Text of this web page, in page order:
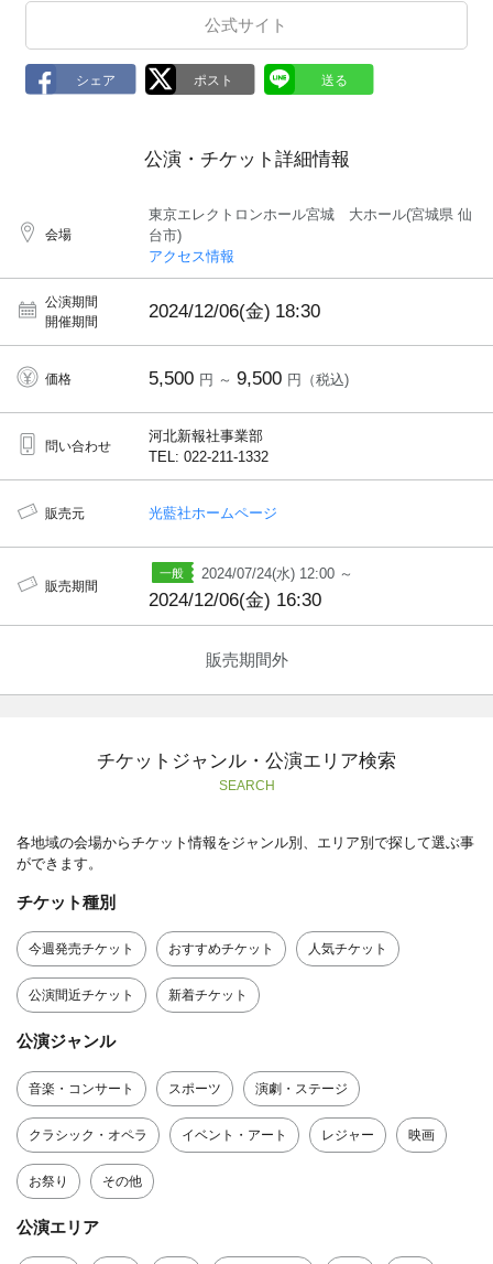
公式サイト
公演・チケット詳細情報
会場
東京エレクトロンホール宮城 大ホール(宮城県 仙
台市)
アクセス情報
公演期間
開催期間
2024/12/06(金) 18:30
価格 5,500 円 ～ 9,500 円（税込)
問い合わせ
河北新報社事業部
TEL: 022-211-1332
販売元 光藍社ホームページ
販売期間
2024/07/24(水) 12:00 ～
2024/12/06(金) 16:30
販売期間外
チケットジャンル・公演エリア検索
SEARCH
各地域の会場からチケット情報をジャンル別、エリア別で探して選ぶ事
ができます。
チケット種別
今週発売チケット おすすめチケット 人気チケット
公演間近チケット 新着チケット
公演ジャンル
音楽・コンサート スポーツ 演劇・ステージ
クラシック・オペラ イベント・アート レジャー 映画
お祭り その他
公演エリア